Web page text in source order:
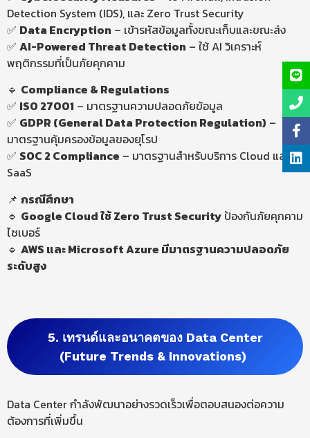
Detection System (IDS), และ Zero Trust Security
✅ Data Encryption – เข้ารหัสข้อมูลทั้งขณะเก็บและขณะส่ง
✅ AI-Powered Threat Detection – ใช้ AI วิเคราะห์
พฤติกรรมที่เป็นภัยคุกคาม
🔹 Compliance & Regulations
✅ ISO 27001 – มาตรฐานความปลอดภัยข้อมูล
✅ GDPR (General Data Protection Regulation) –
มาตรฐานคุ้มครองข้อมูลของยุโรป
✅ SOC 2 Compliance – มาตรฐานสำหรับบริการ Cloud และ
SaaS
📌 กรณีศึกษา
🔹 Google Cloudใช้Zero Trust Security ป้องกันภัยคุกคาม
ไซเบอร์
🔹 AWS และ Microsoft Azure มีมาตรฐานความปลอดภัย
ระดับสูง
5. เทรนด์และอนาคตของ Data Center
(Future Trends & Innovations)
Data Center กำลังพัฒนาอย่างรวดเร็วเพื่อตอบสนองต่อความ
ต้องการที่เพิ่มขึ้น